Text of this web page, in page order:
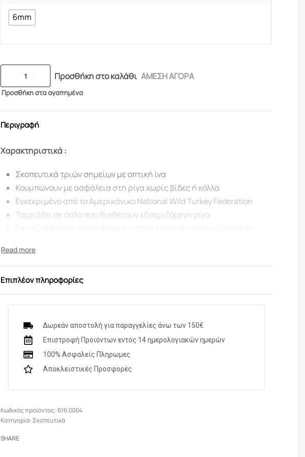
6mm
Προσθήκη στο καλάθι ΑΜΕΣΗ ΑΓΟΡΑ
Προσθήκη στα αγαπημένα
Περιγραφή
Χαρακτηριστικά :
Σκοπευτικά τριών σημείων με οπτική ίνα
Κουμπώνουν με ασφάλεια στη ρίγα χωρίς βίδες ή κόλλα
Εγκεκριμένο από το Αμερικάνικο National Wild Turkey Federation
Ταιριάζει σε όπλα που διαθέτουν εξαεριζόμενη ρίγα
Επιλέξτε πλάτος ρίγας 8mm για όπλα όπως: Benelli
Επιπλέον πληροφορίες
Δωρεάν αποστολή για παραγγελίες άνω των 150€
Επιστροφή Προϊόντων εντός 14 ημερολογιακών ημερών
100% Ασφαλείς Πληρωμες
Αποκλειστικές Προσφορές
616.0004
Κατηγορία: Σκοπευτικά
SHARE